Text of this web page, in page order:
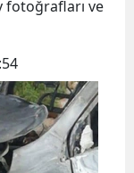
fotoğrafları ve